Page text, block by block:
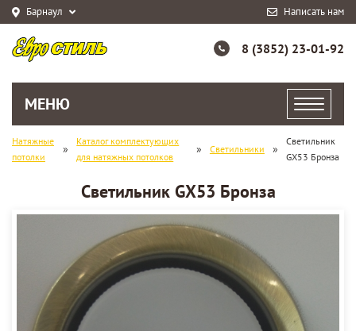
Барнаул Написать нам
8 (3852) 23-01-92
МЕНЮ
Натяжные
потолки
»
Каталог комплектующих
для натяжных потолков
» Светильники »
Светильник
GX53 Бронза
Светильник GX53 Бронза